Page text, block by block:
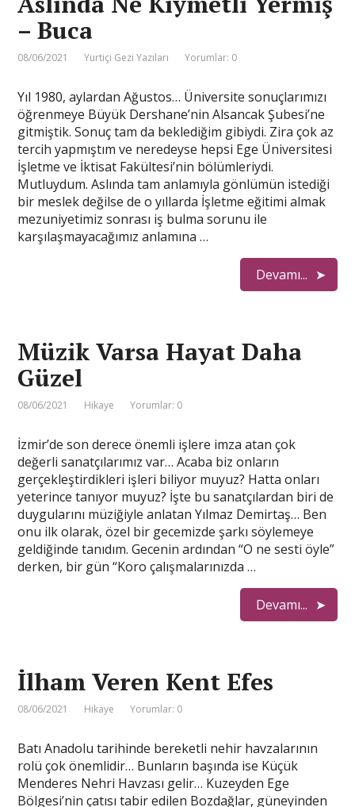
– Buca
08/06/2021 Yurtiçi Gezi Yazıları Yorumlar: 0
Yıl 1980, aylardan Ağustos… Üniversite sonuçlarımızı
öğrenmeye Büyük Dershane’nin Alsancak Şubesi’ne
gitmiştik. Sonuç tam da beklediğim gibiydi. Zira çok az
tercih yapmıştım ve neredeyse hepsi Ege Üniversitesi
İşletme ve İktisat Fakültesi’nin bölümleriydi.
Mutluydum. Aslında tam anlamıyla gönlümün istediği
bir meslek değilse de o yıllarda İşletme eğitimi almak
mezuniyetimiz sonrası iş bulma sorunu ile
karşılaşmayacağımız anlamına …
Devamı...
Müzik Varsa Hayat Daha
Güzel
08/06/2021 Hikaye Yorumlar: 0
İzmir’de son derece önemli işlere imza atan çok
değerli sanatçılarımız var… Acaba biz onların
gerçekleştirdikleri işleri biliyor muyuz? Hatta onları
yeterince tanıyor muyuz? İşte bu sanatçılardan biri de
duygularını müziğiyle anlatan Yılmaz Demirtaş… Ben
onu ilk olarak, özel bir gecemizde şarkı söylemeye
geldiğinde tanıdım. Gecenin ardından “O ne sesti öyle”
derken, bir gün “Koro çalışmalarınızda …
Devamı...
İlham Veren Kent Efes
08/06/2021 Hikaye Yorumlar: 0
Batı Anadolu tarihinde bereketli nehir havzalarının
rolü çok önemlidir… Bunların başında ise Küçük
Menderes Nehri Havzası gelir… Kuzeyden Ege
Bölgesi’nin çatısı tabir edilen Bozdağlar, güneyinden